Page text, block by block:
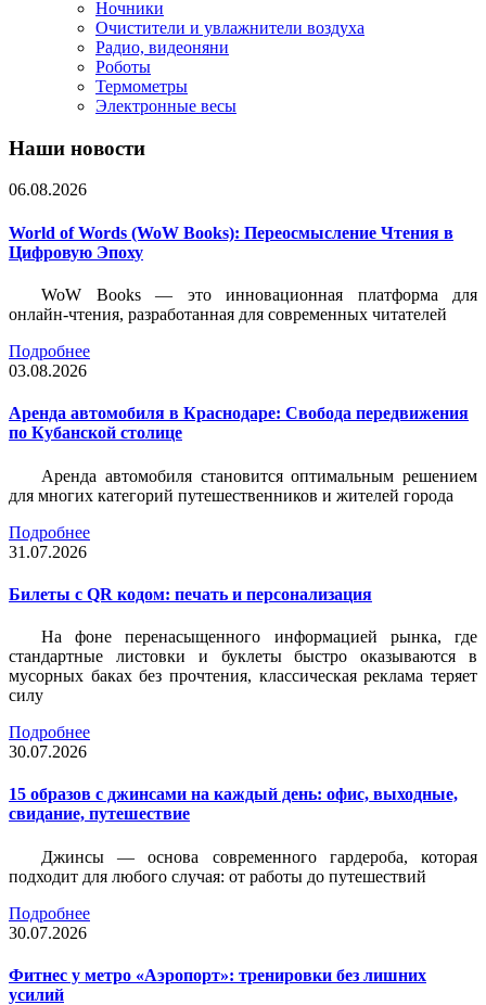
Ночники
Очистители и увлажнители воздуха
Радио, видеоняни
Роботы
Термометры
Электронные весы
Наши новости
06.08.2026
World of Words (WoW Books): Переосмысление Чтения в
Цифровую Эпоху
WoW Books — это инновационная платформа для
онлайн-чтения, разработанная для современных читателей
Подробнее
03.08.2026
Аренда автомобиля в Краснодаре: Свобода передвижения
по Кубанской столице
Аренда автомобиля становится оптимальным решением
для многих категорий путешественников и жителей города
Подробнее
31.07.2026
Билеты c QR кодом: печать и персонализация
На фоне перенасыщенного информацией рынка, где
стандартные листовки и буклеты быстро оказываются в
мусорных баках без прочтения, классическая реклама теряет
силу
Подробнее
30.07.2026
15 образов с джинсами на каждый день: офис, выходные,
свидание, путешествие
Джинсы — основа современного гардероба, которая
подходит для любого случая: от работы до путешествий
Подробнее
30.07.2026
Фитнес у метро «Аэропорт»: тренировки без лишних
усилий